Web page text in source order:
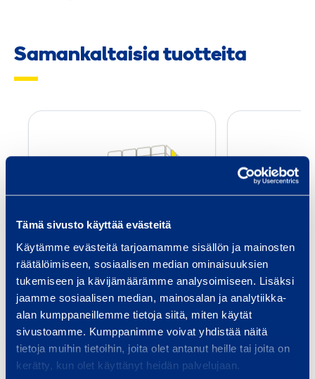
Tämä sivusto käyttää evästeitä
Käytämme evästeitä tarjoamamme sisällön ja mainosten
räätälöimiseen, sosiaalisen median ominaisuuksien
tukemiseen ja kävijämäärämme analysoimiseen. Lisäksi
jaamme sosiaalisen median, mainosalan ja analytiikka-
alan kumppaneillemme tietoja siitä, miten käytät
sivustoamme. Kumppanimme voivat yhdistää näitä
tietoja muihin tietoihin, joita olet antanut heille tai joita on
kerätty, kun olet käyttänyt heidän palvelujaan.
Samankaltaisia tuotteita
l
i
e
u
a
t
a
s
Holvinreunataso
Trapoflex XXL
Lisää koriin